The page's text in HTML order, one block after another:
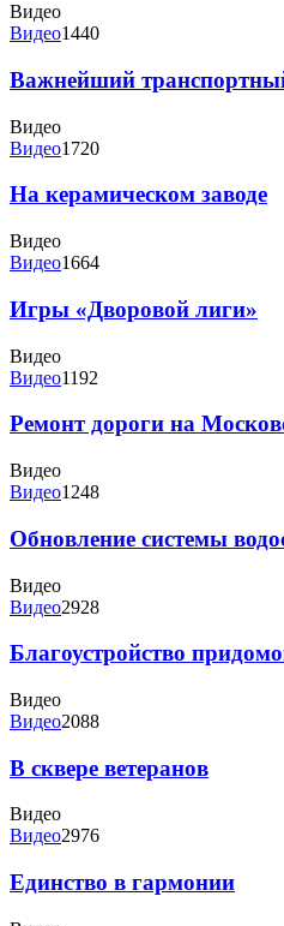
Видео
Видео1440
Важнейший
Видео
Видео1720
На керамическом заводе
Видео
Видео1664
Игры «Дворовой лиги»
Видео
Видео1192
Ремонт дороги на
Видео
Видео1248
Обновление системы
Видео
Видео2928
Благоустройство
Видео
Видео2088
В сквере ветеранов
Видео
Видео2976
Единство в гармонии